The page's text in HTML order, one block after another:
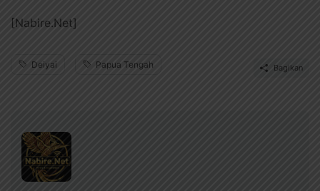
[Nabire.Net]
Deiyai Papua Tengah Bagikan